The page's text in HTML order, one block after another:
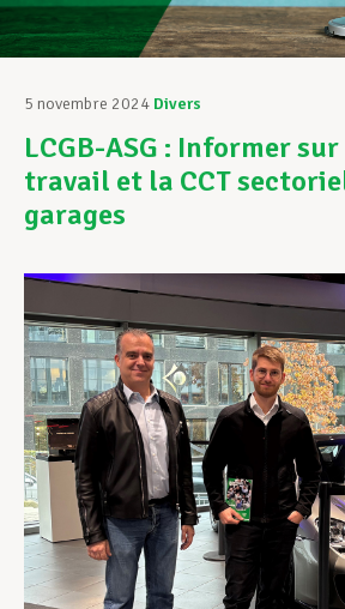
Assistance au Travail
Vos droits
Développement
Devenir Membre
Actualités
5 novembre 2024 Divers
LCGB-ASG : Informer
travail et la CCT
garages